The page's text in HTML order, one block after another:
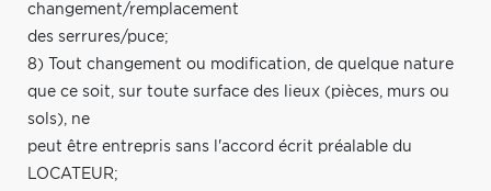
changement/remplacement
des serrures/puce;
8) Tout changement ou modification, de quelque nature
que ce soit, sur toute surface des lieux (pièces, murs ou
sols), ne
peut être entrepris sans l'accord écrit préalable du
LOCATEUR;